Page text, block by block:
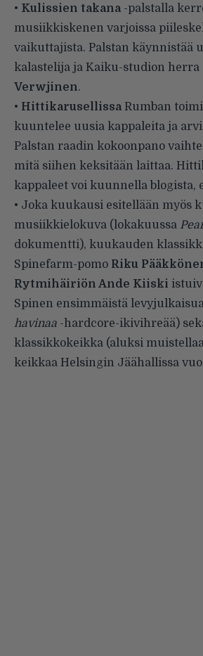
• Kulissien takana-palstalla
musiikkiskenen varjoissa
vaikuttajista. Palstan käynnistää
kalastelija ja Kaiku-studion herra
Verwjinen.
• HittikarusellissaRumban
kuuntelee uusia kappaleita ja
Palstan raadin kokoonpano
mitä siihen keksitään laittaa.
kappaleet voi kuunnella blogista,
• Joka kuukausi esitellään myös
musiikkielokuva (lokakuussa
dokumentti), kuukauden
Spinefarm-pomo Riku
Rytmihäiriön Ande Kiiski
Spinen ensimmäistä
havinaa -hardcore-ikivihreää)
klassikkokeikka (aluksi
keikkaa Helsingin Jäähallissa